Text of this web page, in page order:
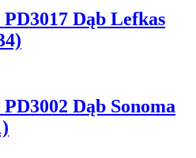
Dąb Lefkas
Dąb Sonoma